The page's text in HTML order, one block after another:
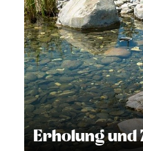
Erholung